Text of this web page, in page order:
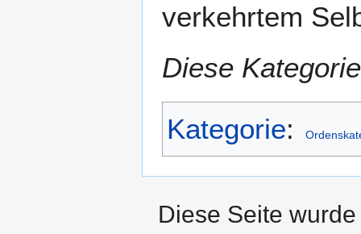
verkehrtem
Diese
Kategorie:
Diese Seite